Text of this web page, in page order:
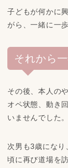
子どもが何かに
がら、一緒に一
それから
その後、本人の
オペ状態、動き
いませんでした。
次男も3歳にな
頃に再び道場を